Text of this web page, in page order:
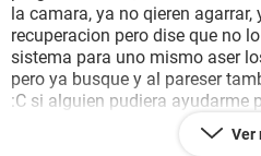
la camara, ya no qieren agarrar,
recuperacion pero dise que no
sistema para uno mismo aser
pero ya busque y al pareser
:C si alguien pudiera ayudarme
le puedo hacer para que mi
programas que tenia antes! porVer